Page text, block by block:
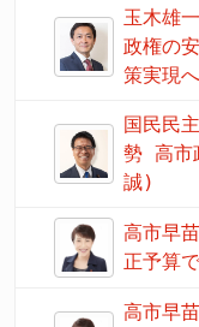
玉木雄
政権の
策実現
国民民
勢 高市
誠)
高市早
正予算
高市早